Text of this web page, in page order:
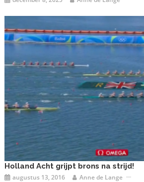
Holland Acht grijpt brons na strijd!
augustus 13, 2016 Anne de Lange